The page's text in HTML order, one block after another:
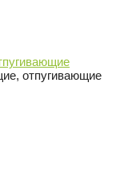
отпугивающие